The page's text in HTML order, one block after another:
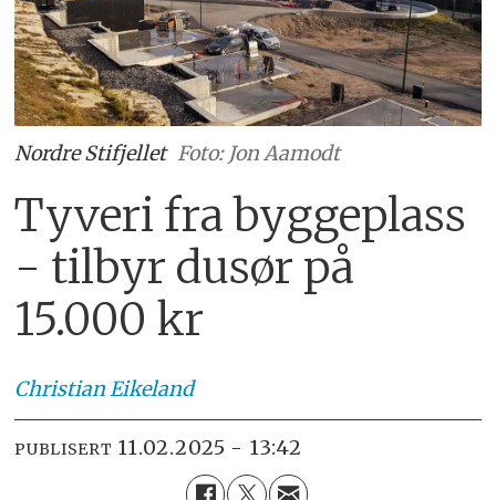
Nordre Stifjellet Foto: Jon Aamodt
Tyveri fra byggeplass
- tilbyr dusør på
15.000 kr
ChristianEikeland
PUBLISERT 11.02.2025 - 13:42